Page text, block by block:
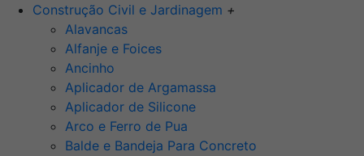
Construção Civil e Jardinagem +
Alavancas
Alfanje e Foices
Ancinho
Aplicador de Argamassa
Aplicador de Silicone
Arco e Ferro de Pua
Balde e Bandeja Para Concreto